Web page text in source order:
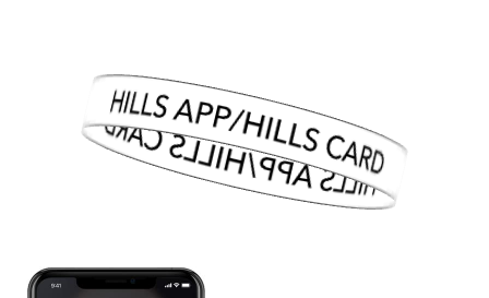
HILLS APP/HILLS CARD